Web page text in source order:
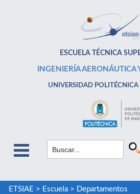
ESCUELA TÉCNICA
INGENIERÍA AERONÁUTICA
UNIVERSIDAD
ETSIAE > Escuela> Departamentos